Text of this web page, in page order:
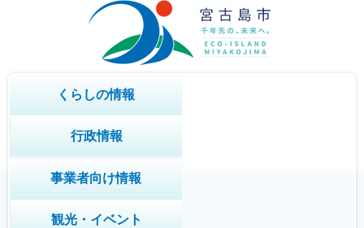
くらしの情報
行政情報
事業者向け情報
観光・イベント